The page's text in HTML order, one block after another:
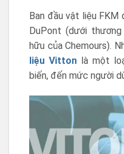
Ban đầu vật liệu
DuPont (dưới
hữu của Chemours).
liệu Vittonlà một
biến, đến mức người